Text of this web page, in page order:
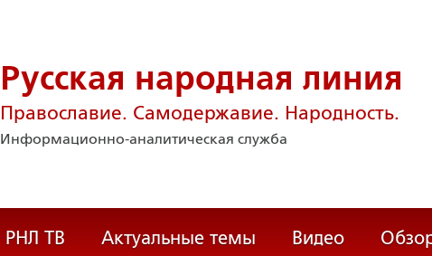
Русская народная линия
Православие. Самодержавие. Народность.
Информационно-аналитическая служба
РНЛ ТВ Актуальные темы Видео